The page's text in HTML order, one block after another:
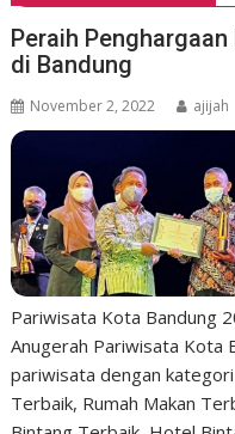
Peraih
di Bandung
November 2, 2022 ajijah
Pariwisata Kota Bandung
Anugerah Pariwisata Kota
pariwisata dengan
Terbaik, Rumah Makan